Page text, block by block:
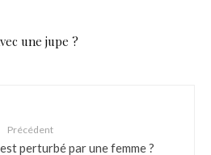
une jupe ?
Précédent
perturbé par une femme ?